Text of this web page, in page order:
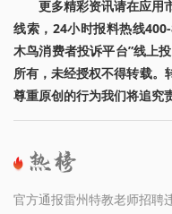
更多精彩资讯请在应用
线索，24小时报料热线
木鸟消费者投诉平台”线上
所有，未经授权不得转载
尊重原创的行为我们将追究
官方通报雷州特教老师招聘